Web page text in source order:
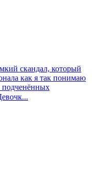
скандал, который
как я так понимаю
подченённых